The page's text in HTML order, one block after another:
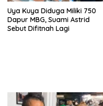
Uya Kuya Diduga Miliki 750
Dapur MBG, Suami Astrid
Sebut Difitnah Lagi